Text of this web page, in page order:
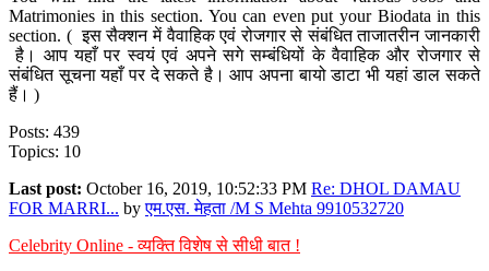
Matrimonies in this section. You can even put your Biodata in this
section. ( इस सैक्शन में वैवाहिक एवं रोजगार से संबंधित ताजातरीन जानकारी
है। आप यहाँ पर स्वयं एवं अपने सगे सम्बंधियों के वैवाहिक और रोजगार से
संबंधित सूचना यहाँ पर दे सकते है। आप अपना बायो डाटा भी यहां डाल सकते
हैं। )
Posts: 439
Topics: 10
Last post: October 16, 2019, 10:52:33 PM Re: DHOL DAMAU
FOR MARRI... byएम.एस. मेहता /M S Mehta 9910532720
Celebrity Online - व्यक्ति विशेष से सीधी बात !